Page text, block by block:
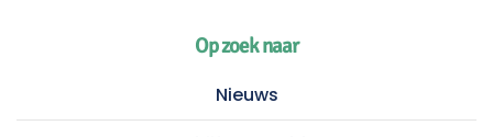
Op zoek naar
Nieuws